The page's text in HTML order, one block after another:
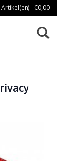
Artikel(en) - €0,00